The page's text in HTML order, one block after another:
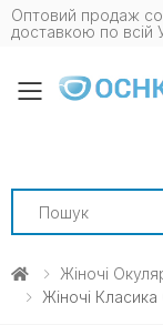
Оптовий продаж
доставкою по всій
Toggle
Search
Жіночі
Жіночі